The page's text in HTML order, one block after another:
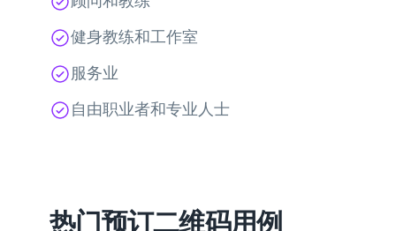
健身教练和工作室
服务业
自由职业者和专业人士
热门预订二维码用例